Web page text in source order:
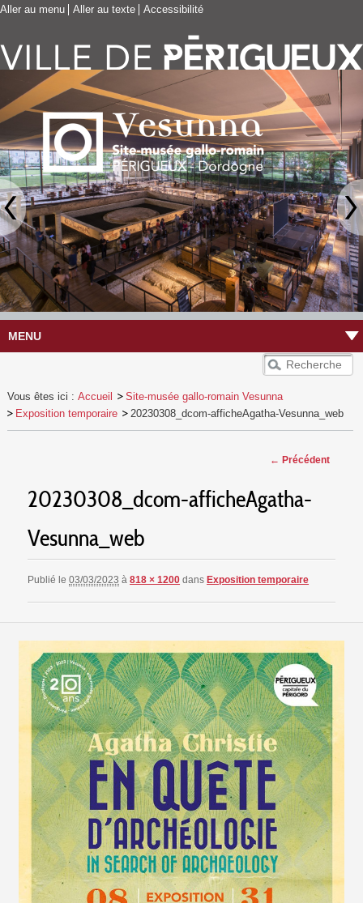
Aller au menu Aller au texte Accessibilité
MENU
VESUNNA
PUBLICS
Vous êtes ici : Accueil
Site-musée gallo-romain Vesunna
Exposition temporaire
20230308_dcom-afficheAgatha-Vesunna_web
Navigation
← Précédent
20230308_dcom-afficheAgatha-
Vesunna_web
Publié le03/03/2023 à818 × 1200 dansExposition temporaire